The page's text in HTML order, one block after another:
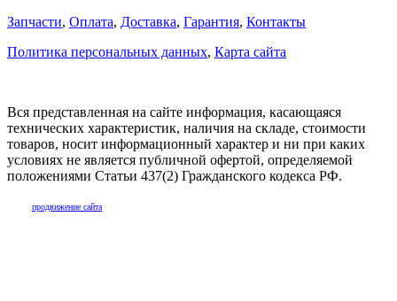
Запчасти, Оплата, Доставка, Гарантия, Контакты
Политика персональных данных, Карта сайта
Вся представленная на сайте информация, касающаяся
технических характеристик, наличия на складе, стоимости
товаров, носит информационный характер и ни при каких
условиях не является публичной офертой, определяемой
положениями Статьи 437(2) Гражданского кодекса РФ.
продвижение сайта